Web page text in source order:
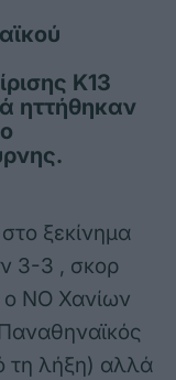
Κ13
ηττήθηκαν
ξεκίνημα
3-3 , σκορ
ο ΝΟ Χανίων
τη λήξη) αλλά